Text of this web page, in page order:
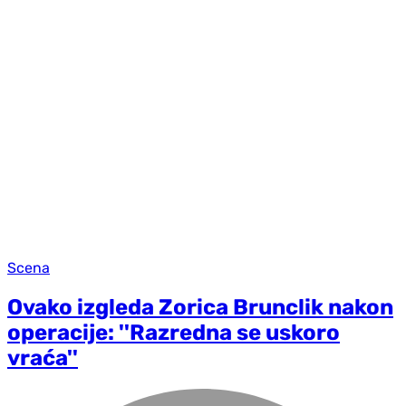
Scena
Ovako izgleda Zorica Brunclik nakon
operacije: ''Razredna se uskoro
vraća''